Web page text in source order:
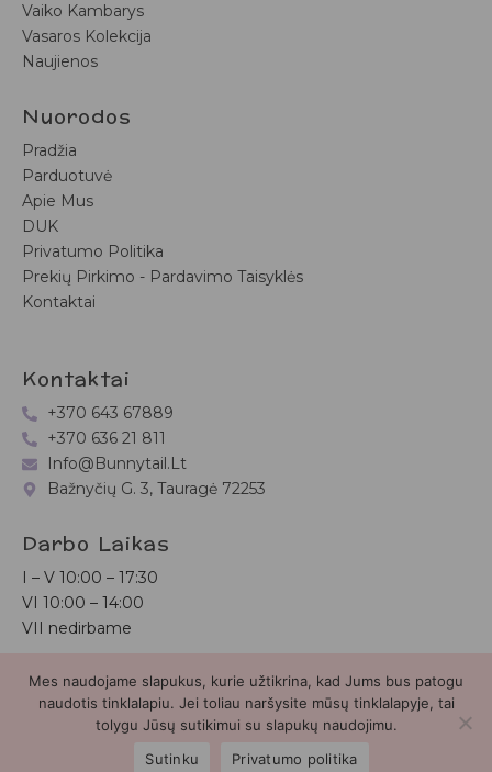
Vaiko Kambarys
Vasaros Kolekcija
Naujienos
Nuorodos
Pradžia
Parduotuvė
Apie Mus
DUK
Privatumo Politika
Prekių Pirkimo - Pardavimo Taisyklės
Kontaktai
Kontaktai
+370 643 67889
+370 636 21 811
Info@bunnytail.lt
Bažnyčių G. 3, Tauragė 72253
Darbo Laikas
I – V 10:00 – 17:30
VI 10:00 – 14:00
VII nedirbame
Bunnytail.lt| Copyright 2026 | Svetainė sukurtaMyra.lt
Mes naudojame slapukus, kurie užtikrina, kad Jums bus patogu
naudotis tinklalapiu. Jei toliau naršysite mūsų tinklalapyje, tai
tolygu Jūsų sutikimui su slapukų naudojimu.
Sutinku
Privatumo politika